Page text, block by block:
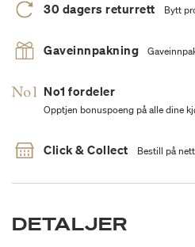
30 dagers returrett Bytt
Gaveinnpakning
No1 fordeler
Opptjen bonuspoeng på alle dine
Click & Collect Bestill på
DETALJER